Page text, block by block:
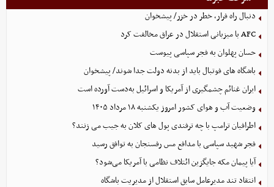
دنبال راه فرار، خطر در خزر/ پیشخوان
AFC با میزبانی استقلال در عراق مخالفت کرد
حسان پهلوان به فجر سپاسی پیوست
باشگاه های فوتبال باید از بدنه دولت جدا شوند/ پیشخوان
ایران غنائم چشمگیری از آمریکا و اسرائیل به‌دست آورده است
وضعیت آب و هوای کشور امروز یکشنبه ۱۸ مرداد ۱۴۰۵
اطرافیان ترامپ با چه ترفندی پول های کلان به جیب می زنند؟
فجر شهید سپاسی با مدافع مس رفسنجان به توافق رسید
آیا پیمان مکه جایگزین ائتلاف نظامی با آمریکا می‌شود؟
انتقاد تند مدیرعامل سابق استقلال از مدیریت باشگاه